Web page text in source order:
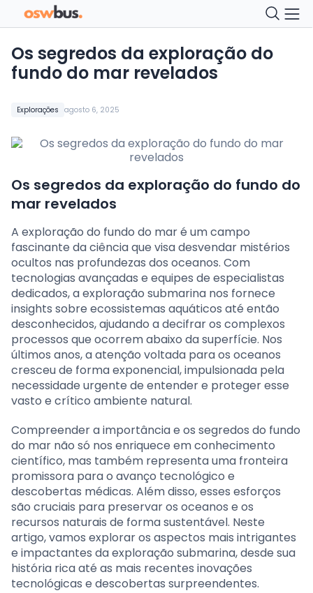
Explorações agosto 6, 2025
Os segredos da exploração do
fundo do mar revelados
Os segredos da exploração do fundo do
mar revelados
A exploração do fundo do mar é um campo
fascinante da ciência que visa desvendar mistérios
ocultos nas profundezas dos oceanos. Com
tecnologias avançadas e equipes de especialistas
dedicados, a exploração submarina nos fornece
insights sobre ecossistemas aquáticos até então
desconhecidos, ajudando a decifrar os complexos
processos que ocorrem abaixo da superfície. Nos
últimos anos, a atenção voltada para os oceanos
cresceu de forma exponencial, impulsionada pela
necessidade urgente de entender e proteger esse
vasto e crítico ambiente natural.
Compreender a importância e os segredos do fundo
do mar não só nos enriquece em conhecimento
científico, mas também representa uma fronteira
promissora para o avanço tecnológico e
descobertas médicas. Além disso, esses esforços
são cruciais para preservar os oceanos e os
recursos naturais de forma sustentável. Neste
artigo, vamos explorar os aspectos mais intrigantes
e impactantes da exploração submarina, desde sua
história rica até as mais recentes inovações
tecnológicas e descobertas surpreendentes.